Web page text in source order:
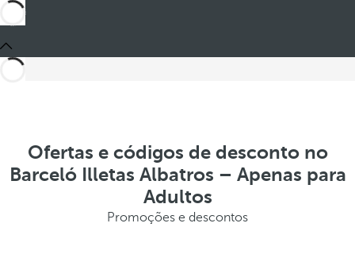
Ofertas e códigos de desconto no
Barceló Illetas Albatros – Apenas para
Adultos
Promoções e descontos